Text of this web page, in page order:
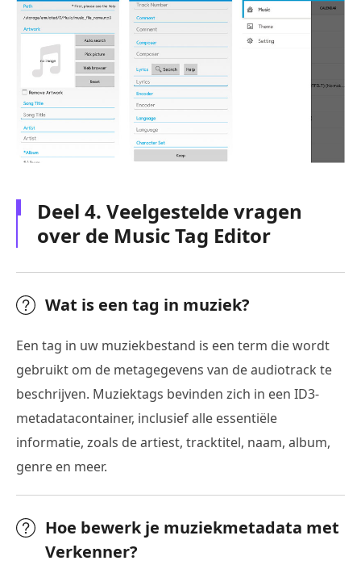
Deel 4. Veelgestelde vragen
over de Music Tag Editor
Wat is een tag in muziek?
Een tag in uw muziekbestand is een term die wordt
gebruikt om de metagegevens van de audiotrack te
beschrijven. Muziektags bevinden zich in een ID3-
metadatacontainer, inclusief alle essentiële
informatie, zoals de artiest, tracktitel, naam, album,
genre en meer.
Hoe bewerk je muziekmetadata met
Verkenner?